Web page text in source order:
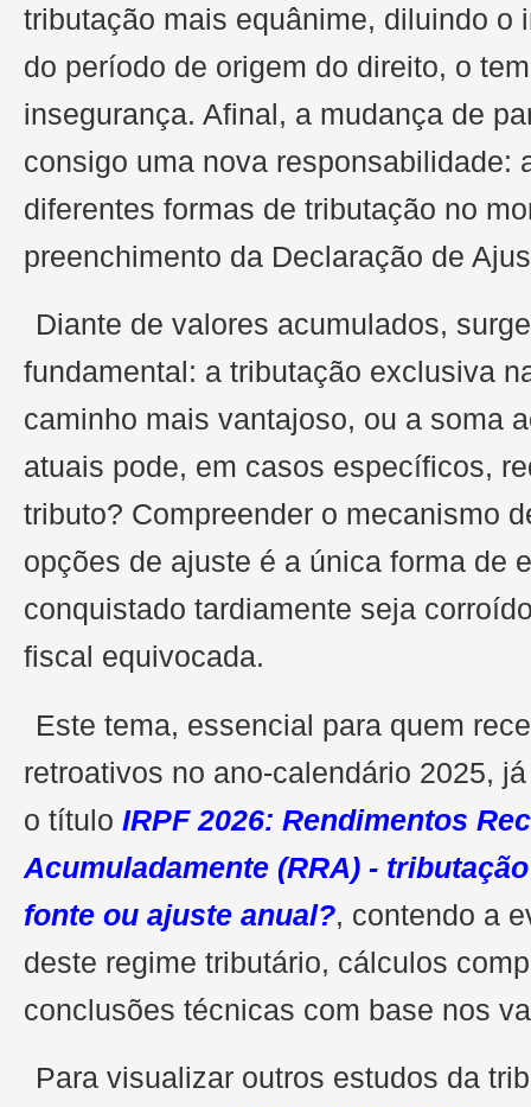
tributação mais equânime, diluindo o
do período de origem do direito, o
insegurança. Afinal, a mudança de
consigo uma nova responsabilidade:
diferentes formas de tributação no
preenchimento da Declaração de
Diante de valores acumulados,
fundamental: a tributação exclusiva
caminho mais vantajoso, ou a soma
atuais pode, em casos específicos,
tributo? Compreender o mecanismo
opções de ajuste é a única forma de
conquistado tardiamente seja
fiscal equivocada.
Este tema, essencial para quem
retroativos no ano-calendário 2025,
o título IRPF 2026: Rendimentos
Acumuladamente (RRA) -
fonte ou ajuste anual?, contendo a
deste regime tributário, cálculos
conclusões técnicas com base nos
Para visualizar outros estudos da